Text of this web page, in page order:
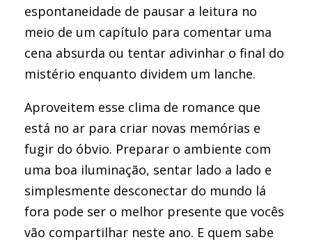
espontaneidade de pausar a leitura no
meio de um capítulo para comentar uma
cena absurda ou tentar adivinhar o final do
mistério enquanto dividem um lanche.
Aproveitem esse clima de romance que
está no ar para criar novas memórias e
fugir do óbvio. Preparar o ambiente com
uma boa iluminação, sentar lado a lado e
simplesmente desconectar do mundo lá
fora pode ser o melhor presente que vocês
vão compartilhar neste ano. E quem sabe